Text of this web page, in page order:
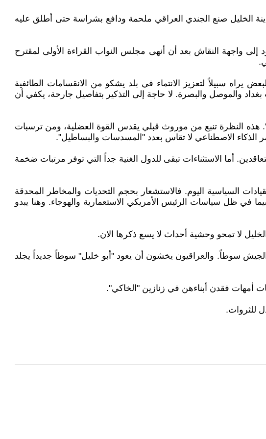
يعبر لقب "أبو خليل" عن وسام شرف زرعه جنود العراق في فلسطين عام 1948، في مدينة الخليل صنع الجندي العراقي ملحمة ودافع بشراسة حتى أطلق عليه
واجهة النقاش بعد أن أنهى مجلس النواب القراءة الأولى لمقترح
يراه سبيلاً لتعزيز الانتماء في بلد يشكو من الانقسامات الطائفية
والموصل والبصرة. لا حاجة إلى التذكير بتفاصيل جارحة، يكفي أن
هذه النظرة تنبع من موروث قبلي يقدس القوة العضلية، ومن ترسبات
الذكاء الاصطناعي لا تقاس بعدد "المسدسات والبساطيل".
أما الاستثناءات تبقى للدول الغنية جداً التي توفر مرتبات ضخمة
السياسية اليوم. فالاستشعار بحجم التحديات والمخاطر المحدقة
في ظل سياسات الرئيس الأمريكي الاستعمارية والهوجاء. وهنا يبدو
لا تمحو وحشية أحداث لا يسع ذكرها الان.
سوطاً. والعراقيون يخشون أن يعود "أبو خليل" سوطاً جديداً يجلد
أمهات فقدن أبناءهن في زنازين "الخاكي".
للثروات.